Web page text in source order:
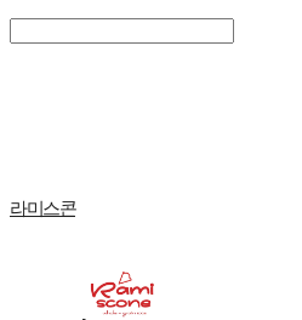
라미스콘